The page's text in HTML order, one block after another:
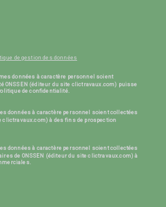
de gestion des données
données à caractère personnel soient
ONSSEN (éditeur du site clictravaux.com) puisse
de confidentialité.
données à caractère personnel soient collectées
clictravaux.com) à des fins de prospection
données à caractère personnel soient collectées
de ONSSEN (éditeur du site clictravaux.com) à